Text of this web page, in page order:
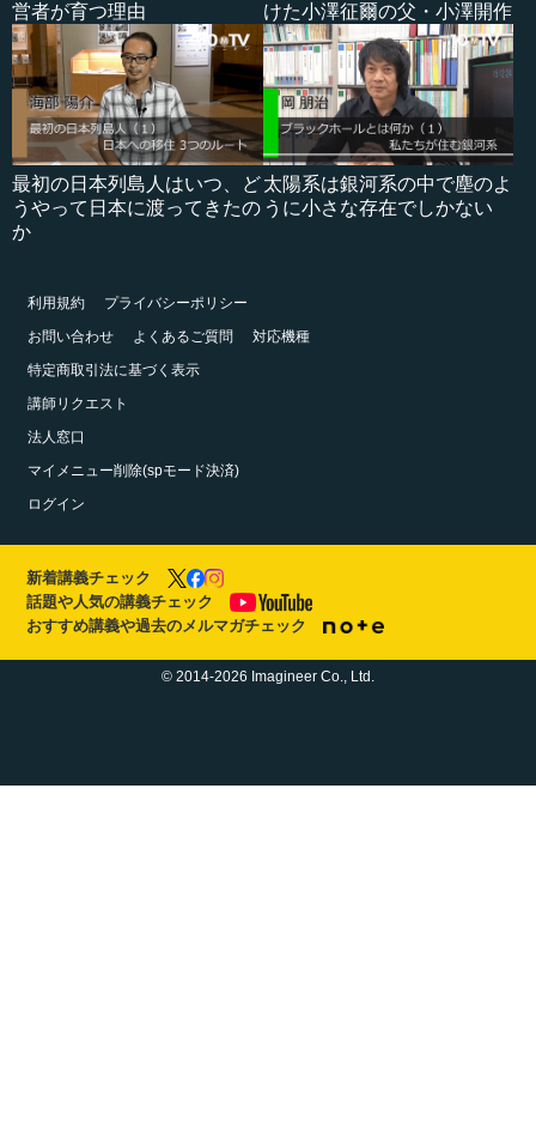
営者が育つ理由
けた小澤征爾の父・小澤開作
最初の日本列島人はいつ、ど
うやって日本に渡ってきたの
か
太陽系は銀河系の中で塵のよ
うに小さな存在でしかない
利用規約
プライバシーポリシー
お問い合わせ
よくあるご質問
対応機種
特定商取引法に基づく表示
講師リクエスト
法人窓口
マイメニュー削除(spモード決済)
ログイン
新着講義チェック
話題や人気の講義チェック
おすすめ講義や過去のメルマガチェック
© 2014-2026 Imagineer Co., Ltd.